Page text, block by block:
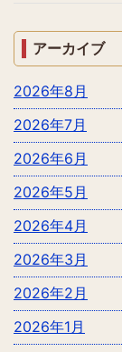
アーカイブ
2026年8月
2026年7月
2026年6月
2026年5月
2026年4月
2026年3月
2026年2月
2026年1月